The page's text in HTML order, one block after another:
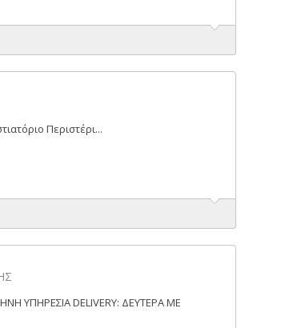
Περιστέρι...
ΥΠΗΡΕΣΙΑ DELIVERY: ΔΕΥΤΕΡΑ ΜΕ